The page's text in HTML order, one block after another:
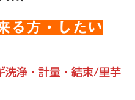
る方・したい
洗浄・計量・結束/里芋